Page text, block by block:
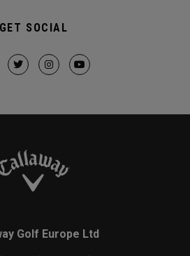
GET SOCIAL
Golf Europe Ltd